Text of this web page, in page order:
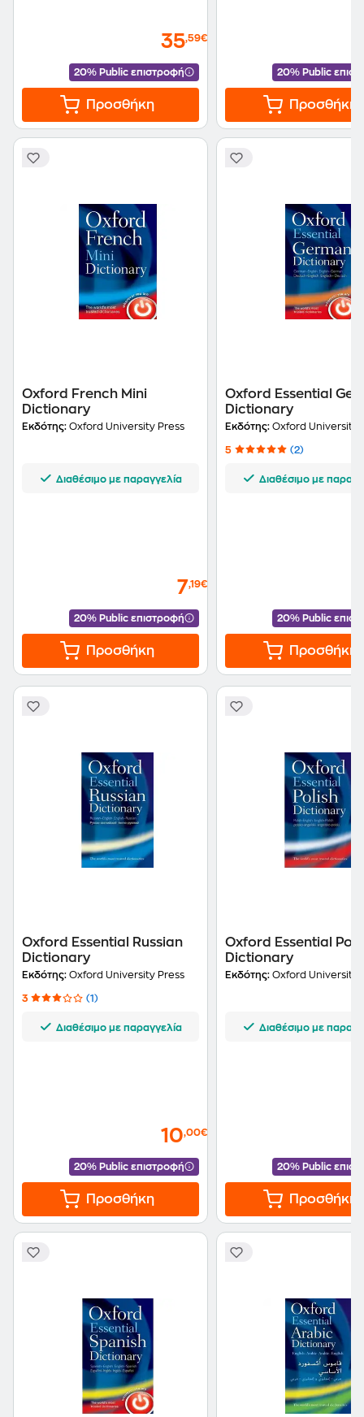
35,59€
20% Public επιστροφή
Προσθήκη
20% Public
Προσθήκη
Oxford French Mini
Dictionary
Εκδότης: Oxford University Press
Διαθέσιμο με παραγγελία
7,19€
20% Public επιστροφή
Προσθήκη
Oxford Essential
Dictionary
Εκδότης: Oxford University
5 (2)
Διαθέσιμο με
20% Public
Προσθήκη
Oxford Essential Russian
Dictionary
Εκδότης: Oxford University Press
3 (1)
Διαθέσιμο με παραγγελία
10,00€
20% Public επιστροφή
Προσθήκη
Oxford Essential
Dictionary
Εκδότης: Oxford University
Διαθέσιμο με
20% Public
Προσθήκη